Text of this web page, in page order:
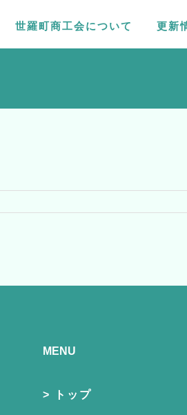
世羅町商工会について 更新
MENU
トップ